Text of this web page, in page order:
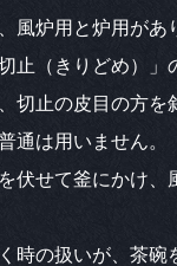
風炉用と炉用があ
止（きりどめ）
切止の皮目の方を
通は用いません。
伏せて釜にかけ、
時の扱いが、茶碗